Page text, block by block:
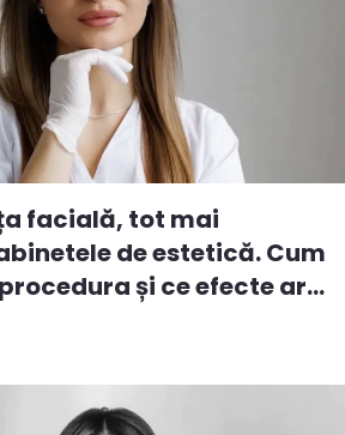
facială, tot mai
de estetică. Cum
și ce efecte ar...